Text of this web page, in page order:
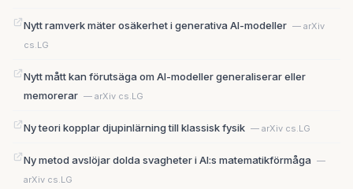
Nytt ramverk mäter osäkerhet i generativa AI-modeller — arXiv
cs.LG
Nytt mått kan förutsäga om AI-modeller generaliserar eller
memorerar — arXiv cs.LG
Ny teori kopplar djupinlärning till klassisk fysik — arXiv cs.LG
Ny metod avslöjar dolda svagheter i AI:s matematikförmåga —
arXiv cs.LG